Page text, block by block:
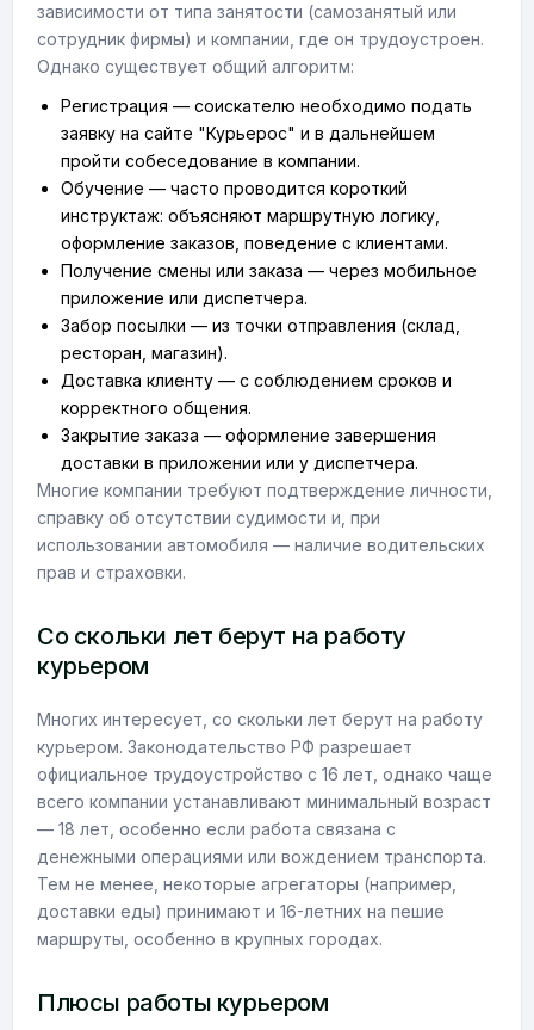
зависимости от типа занятости (самозанятый или
сотрудник фирмы) и компании, где он трудоустроен.
Однако существует общий алгоритм:
Регистрация — соискателю необходимо подать
заявку на сайте "Курьерос" и в дальнейшем
пройти собеседование в компании.
Обучение — часто проводится короткий
инструктаж: объясняют маршрутную логику,
оформление заказов, поведение с клиентами.
Получение смены или заказа — через мобильное
приложение или диспетчера.
Забор посылки — из точки отправления (склад,
ресторан, магазин).
Доставка клиенту — с соблюдением сроков и
корректного общения.
Закрытие заказа — оформление завершения
доставки в приложении или у диспетчера.
Многие компании требуют подтверждение личности,
справку об отсутствии судимости и, при
использовании автомобиля — наличие водительских
прав и страховки.
Со скольки лет берут на работу
курьером
Многих интересует, со скольки лет берут на работу
курьером. Законодательство РФ разрешает
официальное трудоустройство с 16 лет, однако чаще
всего компании устанавливают минимальный возраст
— 18 лет, особенно если работа связана с
денежными операциями или вождением транспорта.
Тем не менее, некоторые агрегаторы (например,
доставки еды) принимают и 16-летних на пешие
маршруты, особенно в крупных городах.
Плюсы работы курьером